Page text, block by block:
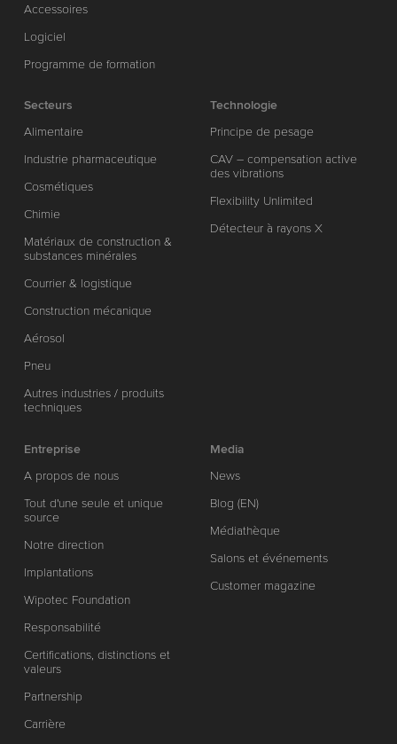
Accessoires
Logiciel
Programme de formation
Secteurs
Alimentaire
Industrie pharmaceutique
Cosmétiques
Chimie
Matériaux de construction &
substances minérales
Courrier & logistique
Construction mécanique
Aérosol
Pneu
Autres industries / produits
techniques
Technologie
Principe de pesage
CAV – compensation active
des vibrations
Flexibility Unlimited
Détecteur à rayons X
Entreprise
A propos de nous
Tout d'une seule et unique
source
Notre direction
Implantations
Wipotec Foundation
Responsabilité
Certifications, distinctions et
valeurs
Partnership
Carrière
Media
News
Blog (EN)
Médiathèque
Salons et événements
Customer magazine